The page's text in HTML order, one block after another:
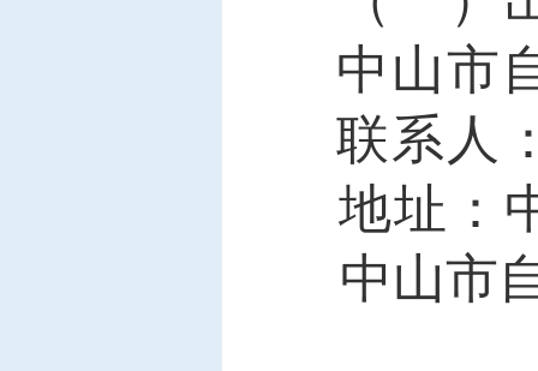
中山市
联系人
地址：
中山市